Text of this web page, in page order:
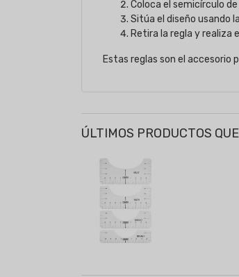
Coloca el semicírculo
Sitúa el diseño usando
Retira la regla y realiza
Estas reglas son el
ÚLTIMOS PRODUCTOS